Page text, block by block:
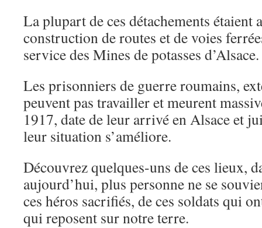
La plupart de ces détachements étaient
construction de routes et de voies
service des Mines de potasses d’Alsace.
Les prisonniers de guerre roumains,
peuvent pas travailler et meurent
1917, date de leur arrivé en Alsace et
leur situation s’améliore.
Découvrez quelques-uns de ces lieux,
aujourd’hui, plus personne ne se
ces héros sacrifiés, de ces soldats qui
qui reposent sur notre terre.